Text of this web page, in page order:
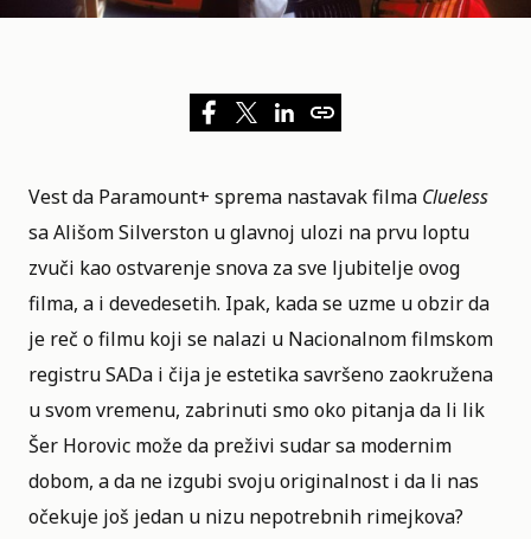
Vest da Paramount+ sprema nastavak filma Clueless
saAlišom Silverston u glavnoj ulozi na prvu loptu
zvuči kao ostvarenje snova za sve ljubitelje ovog
filma, a i devedesetih. Ipak, kada se uzme u obzir da
je reč o filmu koji se nalazi u Nacionalnom filmskom
registru SADa i čija je estetika savršeno zaokružena
u svom vremenu, zabrinuti smo oko pitanja da li lik
Šer Horovic može da preživi sudar sa modernim
dobom, a da ne izgubi svoju originalnost i da li nas
očekuje još jedan u nizu nepotrebnih rimejkova?